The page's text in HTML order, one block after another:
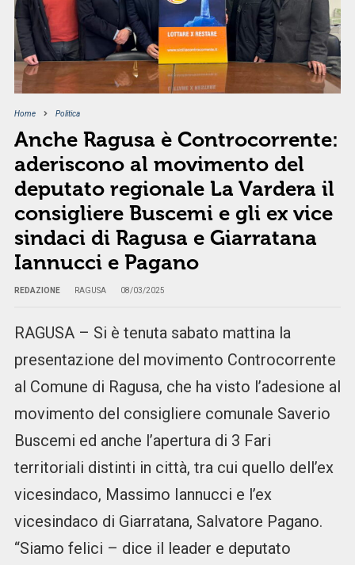
Home Politica
Anche Ragusa è Controcorrente:
aderiscono al movimento del
deputato regionale La Vardera il
consigliere Buscemi e gli ex vice
sindaci di Ragusa e Giarratana
Iannucci e Pagano
REDAZIONE RAGUSA 08/03/2025
RAGUSA – Si è tenuta sabato mattina la
presentazione del movimento Controcorrente
al Comune di Ragusa, che ha visto l’adesione al
movimento del consigliere comunale Saverio
Buscemi ed anche l’apertura di 3 Fari
territoriali distinti in città, tra cui quello dell’ex
vicesindaco, Massimo Iannucci e l’ex
vicesindaco di Giarratana, Salvatore Pagano.
“Siamo felici – dice il leader e deputato